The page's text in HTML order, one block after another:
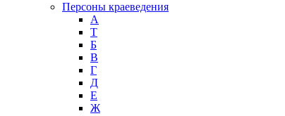
Персоны краеведения
А
T
Б
В
Г
Д
Е
Ж